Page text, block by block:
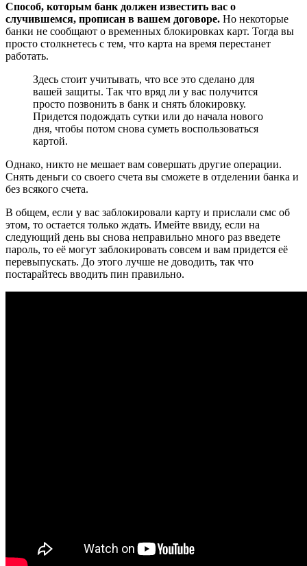
Способ, которым банк должен известить вас о
случившемся, прописан в вашем договоре. Но некоторые
банки не сообщают о временных блокировках карт. Тогда вы
просто столкнетесь с тем, что карта на время перестанет
работать.
Здесь стоит учитывать, что все это сделано для
вашей защиты. Так что вряд ли у вас получится
просто позвонить в банк и снять блокировку.
Придется подождать сутки или до начала нового
дня, чтобы потом снова суметь воспользоваться
картой.
Однако, никто не мешает вам совершать другие операции.
Снять деньги со своего счета вы сможете в отделении банка и
без всякого счета.
В общем, если у вас заблокировали карту и прислали смс об
этом, то остается только ждать. Имейте ввиду, если на
следующий день вы снова неправильно много раз введете
пароль, то её могут заблокировать совсем и вам придется её
перевыпускать. До этого лучше не доводить, так что
постарайтесь вводить пин правильно.